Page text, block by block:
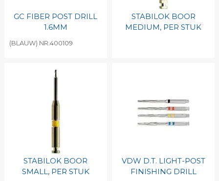
GC FIBER POST DRILL
1.6MM
(BLAUW) NR.400109
STABILOK BOOR
MEDIUM, PER STUK
STABILOK BOOR
SMALL, PER STUK
VDW D.T. LIGHT-POST
FINISHING DRILL